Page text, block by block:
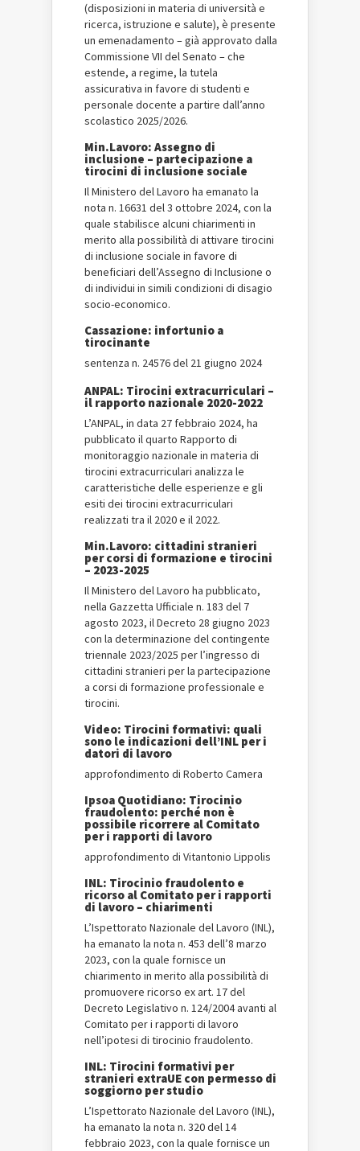
(disposizioni in materia di università e
ricerca, istruzione e salute), è presente
un emenadamento – già approvato dalla
Commissione VII del Senato – che
estende, a regime, la tutela
assicurativa in favore di studenti e
personale docente a partire dall’anno
scolastico 2025/2026.
Min.Lavoro: Assegno di
inclusione – partecipazione a
tirocini di inclusione sociale
Il Ministero del Lavoro ha emanato la
nota n. 16631 del 3 ottobre 2024, con la
quale stabilisce alcuni chiarimenti in
merito alla possibilità di attivare tirocini
di inclusione sociale in favore di
beneficiari dell’Assegno di Inclusione o
di individui in simili condizioni di disagio
socio-economico.
Cassazione: infortunio a
tirocinante
sentenza n. 24576 del 21 giugno 2024
ANPAL: Tirocini extracurriculari –
il rapporto nazionale 2020-2022
L’ANPAL, in data 27 febbraio 2024, ha
pubblicato il quarto Rapporto di
monitoraggio nazionale in materia di
tirocini extracurriculari analizza le
caratteristiche delle esperienze e gli
esiti dei tirocini extracurriculari
realizzati tra il 2020 e il 2022.
Min.Lavoro: cittadini stranieri
per corsi di formazione e tirocini
– 2023-2025
Il Ministero del Lavoro ha pubblicato,
nella Gazzetta Ufficiale n. 183 del 7
agosto 2023, il Decreto 28 giugno 2023
con la determinazione del contingente
triennale 2023/2025 per l’ingresso di
cittadini stranieri per la partecipazione
a corsi di formazione professionale e
tirocini.
Video: Tirocini formativi: quali
sono le indicazioni dell’INL per i
datori di lavoro
approfondimento di Roberto Camera
Ipsoa Quotidiano: Tirocinio
fraudolento: perché non è
possibile ricorrere al Comitato
per i rapporti di lavoro
approfondimento di Vitantonio Lippolis
INL: Tirocinio fraudolento e
ricorso al Comitato per i rapporti
di lavoro – chiarimenti
L’Ispettorato Nazionale del Lavoro (INL),
ha emanato la nota n. 453 dell’8 marzo
2023, con la quale fornisce un
chiarimento in merito alla possibilità di
promuovere ricorso ex art. 17 del
Decreto Legislativo n. 124/2004 avanti al
Comitato per i rapporti di lavoro
nell’ipotesi di tirocinio fraudolento.
INL: Tirocini formativi per
stranieri extraUE con permesso di
soggiorno per studio
L’Ispettorato Nazionale del Lavoro (INL),
ha emanato la nota n. 320 del 14
febbraio 2023, con la quale fornisce un